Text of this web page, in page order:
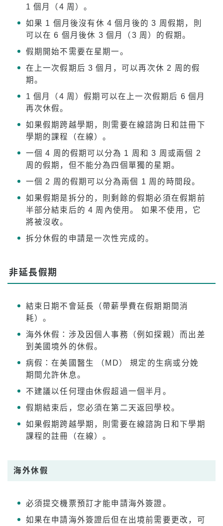
從申請到註冊的流程
對於在校生
出勤和強制開除
班級註冊
假期
學校概況
1 個月（4 周）。
如果 1 個月後沒有休 4 個月後的 3 周假期，則
可以在 6 個月後休 3 個月（3 周）的假期。
假期開始不需要在星期一。
在上一次假期后 3 個月，可以再次休 2 周的假
期。
1 個月（4 周）假期可以在上一次假期后 6 個月
再次休假。
如果假期跨越學期，則需要在線諮詢日和註冊下
學期的課程（在線）。
一個 4 周的假期可以分為 1 周和 3 周或兩個 2
周的假期，但不能分為四個單獨的星期。
一個 2 周的假期可以分為兩個 1 周的時間段。
如果假期是拆分的，則剩餘的假期必須在假期前
半部分結束后的 4 周內使用。 如果不使用，它
將被沒收。
拆分休假的申請是一次性完成的。
非延長假期
結束日期不會延長（帶薪學費在假期期間消
耗）。
海外休假：涉及因個人事務（例如探親）而出差
到美國境外的休假。
病假：在美國醫生 （MD） 規定的生病或分娩
期間允許休息。
不建議以任何理由休假超過一個半月。
假期結束后，您必須在第二天返回學校。
如果假期跨越學期，則需要在線諮詢日和下學期
課程的註冊（在線）。
海外休假
必須提交機票預訂才能申請海外簽證。
如果在申請海外簽證后但在出境前需要更改，可